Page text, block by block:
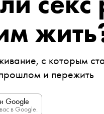
с которым
и пережить
Google
в Google.